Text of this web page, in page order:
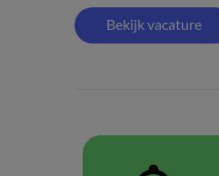
Bekijk vacature